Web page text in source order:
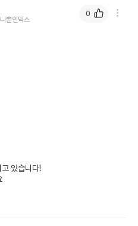
뿐인믹스
있습니다!
0